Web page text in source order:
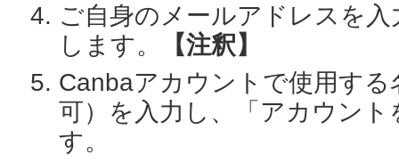
ご自身のメールアドレスを
します。
【注釈】
Canbaアカウントで使用す
可）を入力し、「アカウン
す。